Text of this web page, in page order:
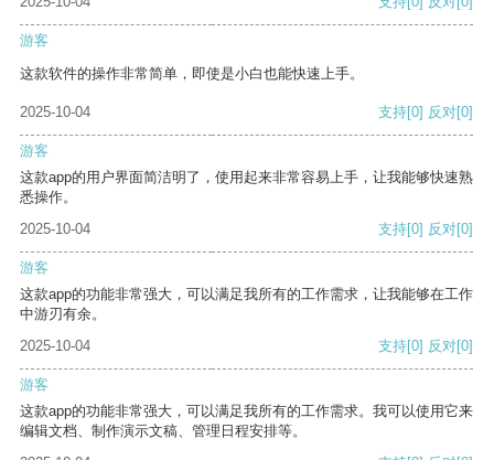
游客
这款软件的操作非常简单，即使是小白也能快速上手。
2025-10-04 支持[0] 反对[0]
游客
这款app的用户界面简洁明了，使用起来非常容易上手，让我能够快速熟
悉操作。
2025-10-04
支持[0] 反对[0]
游客
这款app的功能非常强大，可以满足我所有的工作需求，让我能够在工作
中游刃有余。
2025-10-04
支持[0] 反对[0]
游客
这款app的功能非常强大，可以满足我所有的工作需求。我可以使用它来
编辑文档、制作演示文稿、管理日程安排等。